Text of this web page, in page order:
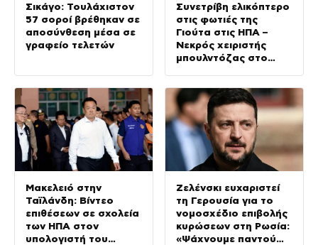
Σικάγο: Τουλάχιστον
57 σοροί βρέθηκαν σε
αποσύνθεση μέσα σε
γραφείο τελετών
Συνετρίβη ελικόπτερο
στις φωτιές της
Γιούτα στις ΗΠΑ –
Νεκρός χειριστής
μπουλντόζας στο
Μακελειό στην
Ταϊλάνδη: Βίντεο
επιθέσεων σε σχολεία
των ΗΠΑ στον
υπολογιστή του
Ζελένσκι ευχαριστεί
τη Γερουσία για το
νομοσχέδιο επιβολής
κυρώσεων στη Ρωσία:
«Ψάχνουμε παντού